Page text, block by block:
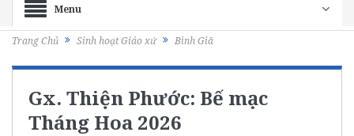
Menu
Trang Chủ Sinh hoạt Giáo xứ Bình Giã
Gx. Thiện Phước: Bế mạc
Tháng Hoa 2026